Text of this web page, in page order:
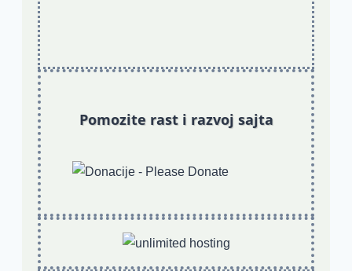
Pomozite rast i razvoj sajta